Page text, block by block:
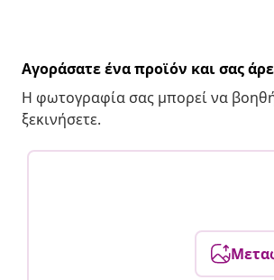
Αγοράσατε ένα προϊόν και σας
Η φωτογραφία σας μπορεί να
ξεκινήσετε.